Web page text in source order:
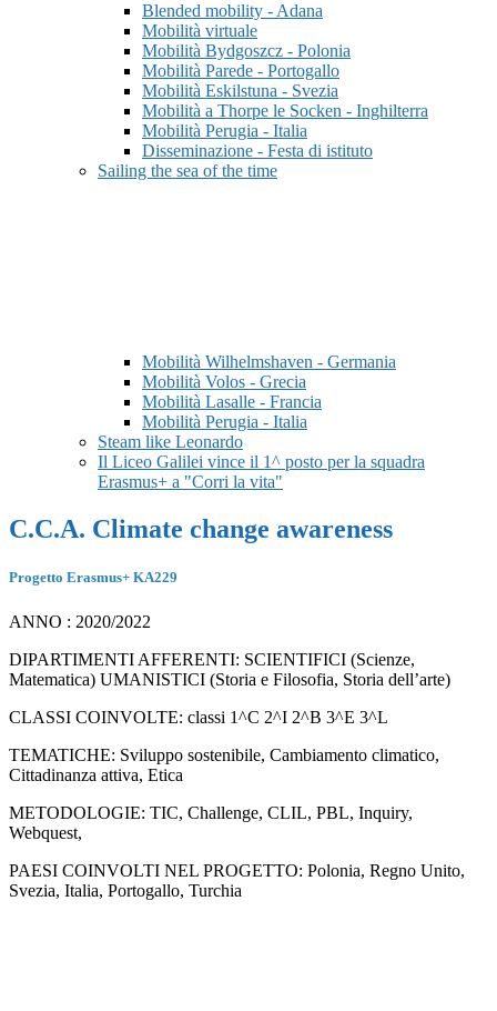
Blended mobility - Adana
Mobilità virtuale
Mobilità Bydgoszcz - Polonia
Mobilità Parede - Portogallo
Mobilità Eskilstuna - Svezia
Mobilità a Thorpe le Socken - Inghilterra
Mobilità Perugia - Italia
Disseminazione - Festa di istituto
Sailing the sea of the time
Mobilità Wilhelmshaven - Germania
Mobilità Volos - Grecia
Mobilità Lasalle - Francia
Mobilità Perugia - Italia
Steam like Leonardo
Il Liceo Galilei vince il 1^ posto per la squadra
Erasmus+ a "Corri la vita"
C.C.A. Climate change awareness
Progetto Erasmus+ KA229
ANNO : 2020/2022
DIPARTIMENTI AFFERENTI: SCIENTIFICI (Scienze,
Matematica) UMANISTICI (Storia e Filosofia, Storia dell’arte)
CLASSI COINVOLTE: classi 1^C 2^I 2^B 3^E 3^L
TEMATICHE: Sviluppo sostenibile, Cambiamento climatico,
Cittadinanza attiva, Etica
METODOLOGIE: TIC, Challenge, CLIL, PBL, Inquiry,
Webquest,
PAESI COINVOLTI NEL PROGETTO: Polonia, Regno Unito,
Svezia, Italia, Portogallo, Turchia